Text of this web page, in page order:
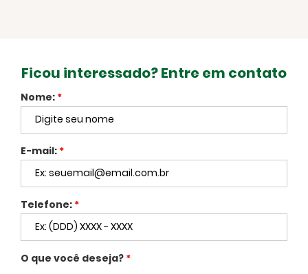
Facebook Twitter WhatsApp
Ficou interessado? Entre em contato
Nome: *
E-mail: *
Telefone: *
O que você deseja? *